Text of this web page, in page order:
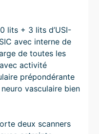
lits + 3 lits d’USI-
avec interne de
de toutes les
activité
prépondérante
vasculaire bien
deux scanners